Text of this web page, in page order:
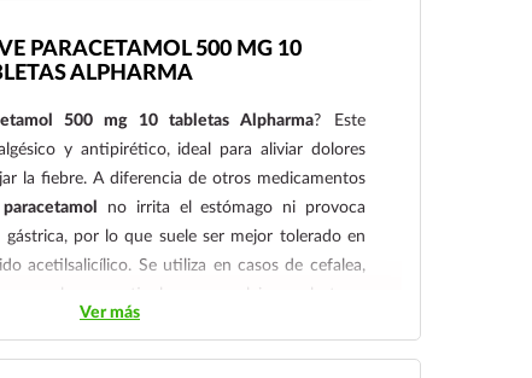
PARACETAMOL 500 MG 10
ALPHARMA
500 mg 10 tabletas Alpharma? Este
y antipirético, ideal para aliviar dolores
la fiebre. A diferencia de otros medicamentos
paracetamol
no irrita el estómago ni provoca
gástrica, por lo que suele ser mejor tolerado en
acetilsalicílico. Se utiliza en casos de cefalea,
musculares o articulares, neuralgias, malestares
fiebre posvacunal, después de cirugías
Ver más